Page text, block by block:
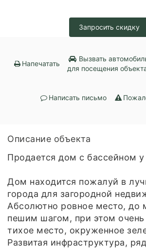
Запросить скидку
Напечатать
Вызвать
для посещения
Написать письмо
Описание объекта
Продается дом с бассейном
Дом находится пожалуй в
города для загородной
Абсолютно ровное место, до
пешим шагом, при этом очень
тихое место, окруженное
Развитая инфраструктура,